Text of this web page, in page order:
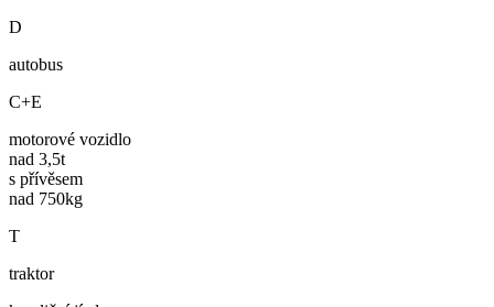
D
autobus
C+E
motorové vozidlo
nad 3,5t
s přívěsem
nad 750kg
T
traktor